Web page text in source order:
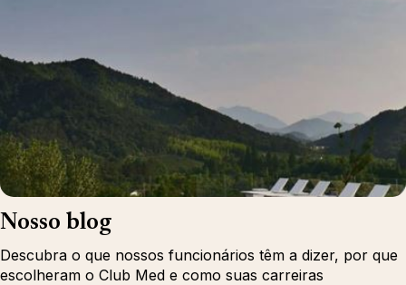
Nosso blog
Descubra o que nossos funcionários têm a dizer, por que
escolheram o Club Med e como suas carreiras